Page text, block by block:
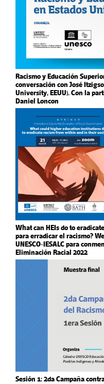
Racismo y Educación
conversación con José
University, EEUU). Con la
Daniel Loncon
What can HEIs do to
para erradicar el racismo?
UNESCO-IESALC para
Eliminación Racial 2022
Sesión 1: 2da Campaña